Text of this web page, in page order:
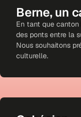
Berne, un
En tant que
des ponts entre la
Nous souhaitons
culturelle.